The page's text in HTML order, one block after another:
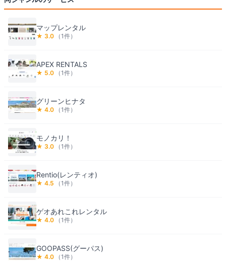
マップレンタル
★ 3.0 （1件）
APEX RENTALS
★ 5.0 （1件）
グリーンヒナタ
★ 4.0 （1件）
モノカリ！
★ 3.0 （1件）
Rentio(レンティオ)
★ 4.5 （1件）
ゲオあれこれレンタル
★ 4.0 （1件）
GOOPASS(グーパス)
★ 4.0 （1件）